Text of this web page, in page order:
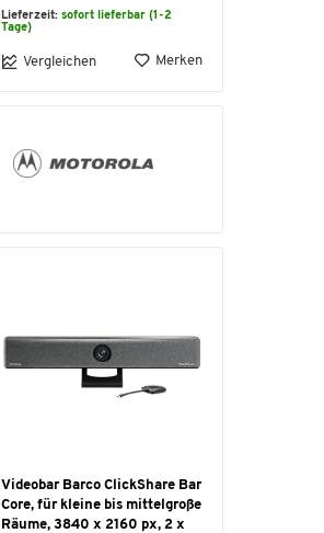
Lieferzeit: sofort lieferbar (1-2
Tage)
Vergleichen Merken
Videobar Barco ClickShare Bar
Core, für kleine bis mittelgroße
Räume, 3840 x 2160 px, 2 x